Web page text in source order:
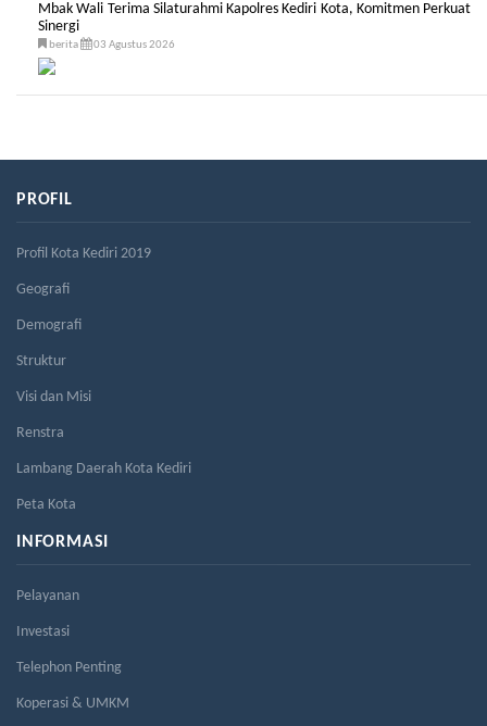
Mbak Wali Terima Silaturahmi Kapolres Kediri Kota, Komitmen Perkuat
Sinergi
berita 03 Agustus 2026
PROFIL
Profil Kota Kediri 2019
Geografi
Demografi
Struktur
Visi dan Misi
Renstra
Lambang Daerah Kota Kediri
Peta Kota
INFORMASI
Pelayanan
Investasi
Telephon Penting
Koperasi & UMKM